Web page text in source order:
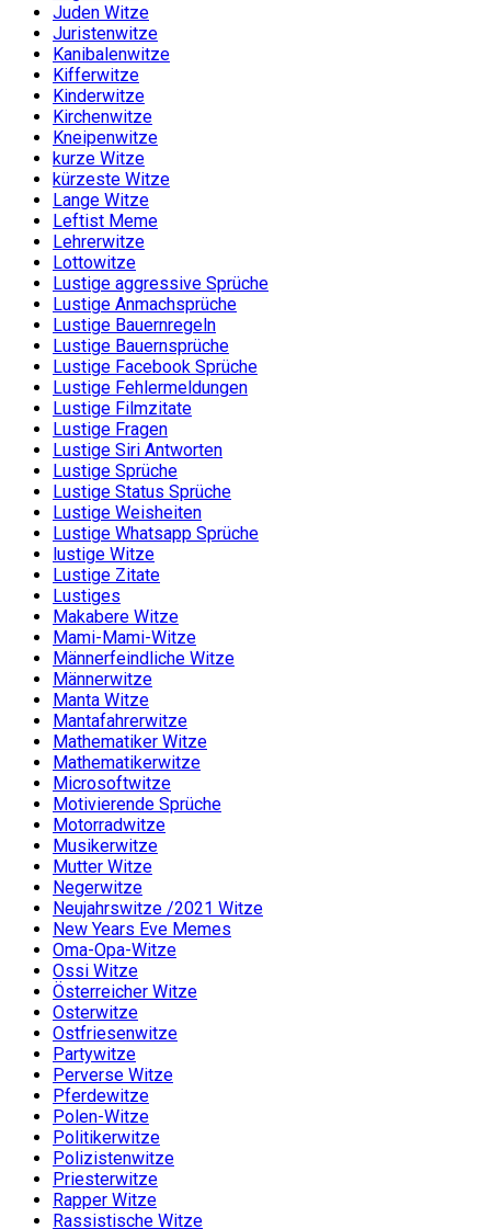
Juden Witze
Juristenwitze
Kanibalenwitze
Kifferwitze
Kinderwitze
Kirchenwitze
Kneipenwitze
kurze Witze
kürzeste Witze
Lange Witze
Leftist Meme
Lehrerwitze
Lottowitze
Lustige aggressive Sprüche
Lustige Anmachsprüche
Lustige Bauernregeln
Lustige Bauernsprüche
Lustige Facebook Sprüche
Lustige Fehlermeldungen
Lustige Filmzitate
Lustige Fragen
Lustige Siri Antworten
Lustige Sprüche
Lustige Status Sprüche
Lustige Weisheiten
Lustige Whatsapp Sprüche
lustige Witze
Lustige Zitate
Lustiges
Makabere Witze
Mami-Mami-Witze
Männerfeindliche Witze
Männerwitze
Manta Witze
Mantafahrerwitze
Mathematiker Witze
Mathematikerwitze
Microsoftwitze
Motivierende Sprüche
Motorradwitze
Musikerwitze
Mutter Witze
Negerwitze
Neujahrswitze /2021 Witze
New Years Eve Memes
Oma-Opa-Witze
Ossi Witze
Österreicher Witze
Osterwitze
Ostfriesenwitze
Partywitze
Perverse Witze
Pferdewitze
Polen-Witze
Politikerwitze
Polizistenwitze
Priesterwitze
Rapper Witze
Rassistische Witze